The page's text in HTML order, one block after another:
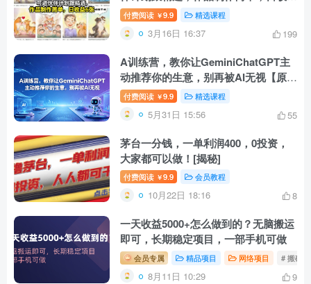
6张+
付费阅读 ￥9.9 精选课程
3月16日 16:37 199
A训练营，教你让GeminiChatGPT主
动推荐你的生意，别再被AI无视【原创
双语字幕】
付费阅读 ￥9.9 精选课程
5月31日 15:56 55
茅台一分钱，一单利润400，0投资，
大家都可以做！[揭秘]
付费阅读 ￥9.9 会员教程
10月22日 18:16 8
一天收益5000+怎么做到的？无脑搬运
即可，长期稳定项目，一部手机可做
会员专属 精品项目 网络项目 # 搬砖
8月11日 10:29 9